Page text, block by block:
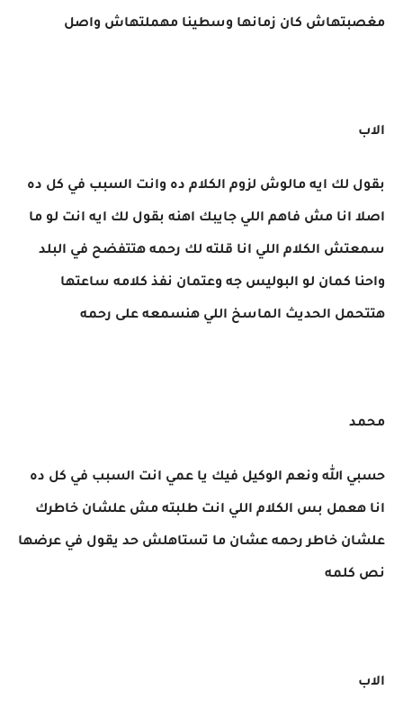
مغصبتهاش كان زمانها وسطينا مهملتهاش واصل
الاب
بقول لك ايه مالوش لزوم الكلام ده وانت السبب في كل ده
اصلا انا مش فاهم اللي جايبك اهنه بقول لك ايه انت لو ما
سمعتش الكلام اللي انا قلته لك رحمه هتتفضح في البلد
واحنا كمان لو البوليس جه وعتمان نفذ كلامه ساعتها
هتتحمل الحديث الماسخ اللي هنسمعه على رحمه
محمد
حسبي الله ونعم الوكيل فيك يا عمي انت السبب في كل ده
انا هعمل بس الكلام اللي انت طلبته مش علشان خاطرك
علشان خاطر رحمه عشان ما تستاهلش حد يقول في عرضها
نص كلمه
الاب